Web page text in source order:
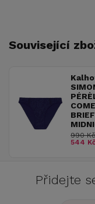
Související
BRIEF
990 Kč
544 Kč
Přidejte